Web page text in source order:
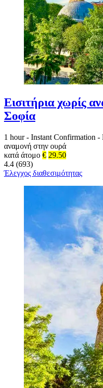
Εισιτήρια χωρίς
Σοφία
1 hour - Instant Confirmation -
αναμονή στην ουρά
κατά άτομο € 29.50
4.4 (693)
Έλεγχος διαθεσιμότητας